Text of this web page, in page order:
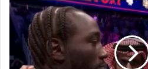
“Me
ganaron
una
pelea
sin